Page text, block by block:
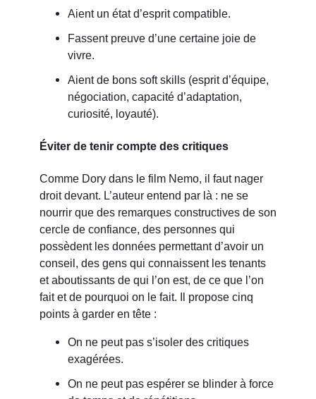
Aient un état d’esprit compatible.
Fassent preuve d’une certaine joie de
vivre.
Aient de bons soft skills (esprit d’équipe,
négociation, capacité d’adaptation,
curiosité, loyauté).
Éviter de tenir compte des critiques
Comme Dory dans le film Nemo, il faut nager
droit devant. L’auteur entend par là : ne se
nourrir que des remarques constructives de son
cercle de confiance, des personnes qui
possèdent les données permettant d’avoir un
conseil, des gens qui connaissent les tenants
et aboutissants de qui l’on est, de ce que l’on
fait et de pourquoi on le fait. Il propose cinq
points à garder en tête :
On ne peut pas s’isoler des critiques
exagérées.
On ne peut pas espérer se blinder à force